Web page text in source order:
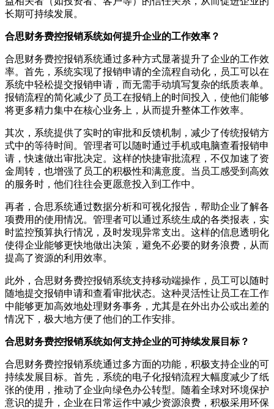
长期可持续发展。
合思财务费控报销系统如何提升企业的工作效率？
合思财务费控报销系统通过多种方式显著提升了企业的工作效
率。首先，系统实现了报销申请的全流程自动化，员工可以在
系统中轻松提交报销申请，而无需手动填写复杂的纸质表单。
报销流程的简化减少了员工在报销上的时间投入，使他们能够
将更多精力集中在核心业务上，从而提升整体工作效率。
其次，系统提供了实时的审批和反馈机制，减少了传统报销方
式中的等待时间。管理者可以随时通过手机或电脑查看报销申
请，快速做出审批决定。这样的快捷审批流程，不仅加速了资
金周转，也增强了员工的积极性和满意度。当员工感受到高效
的服务时，他们往往会更愿意投入到工作中。
再者，合思系统通过数据分析和可视化报告，帮助企业了解各
项费用的使用情况。管理者可以通过系统生成的各类报表，实
时监控预算执行情况，及时发现异常支出。这样的信息透明化
使得企业能够更快地做出决策，避免不必要的财务浪费，从而
提高了资源的利用效率。
此外，合思财务费控报销系统支持移动端操作，员工可以随时
随地提交报销申请和查看审批状态。这种灵活性让员工在工作
中能够更加高效地处理财务事务，尤其是在外出办公或出差的
情况下，极大地方便了他们的工作安排。
合思财务费控报销系统如何支持企业的可持续发展目标？
合思财务费控报销系统通过多方面的功能，积极支持企业的可
持续发展目标。首先，系统的电子化报销流程大幅度减少了纸
张的使用，推动了企业向绿色办公转型。随着全球对环境保护
意识的提升，企业在日常运作中减少资源浪费，积极采用环保